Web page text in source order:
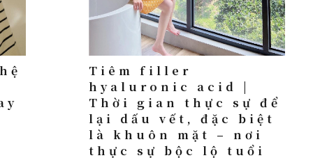
Tiêm filler
hyaluronic acid |
Thời gian thực sự để
lại dấu vết, đặc biệt
là khuôn mặt – nơi
thực sự bộc lộ tuổi